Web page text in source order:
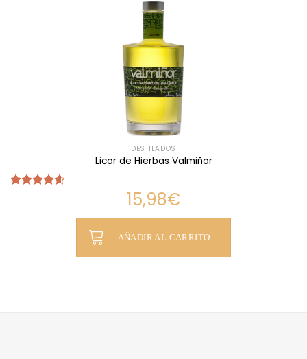
DESTILADOS
Licor de Hierbas Valmiñor
15,98€
AÑADIR AL CARRITO